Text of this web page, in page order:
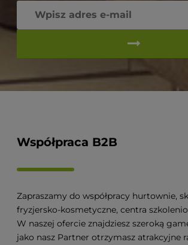
Współpraca B2B
Zapraszamy do współpracy hurtownie,
fryzjersko-kosmetyczne, centra
W naszej ofercie znajdziesz szeroką
jako nasz Partner otrzymasz atrakcyjne